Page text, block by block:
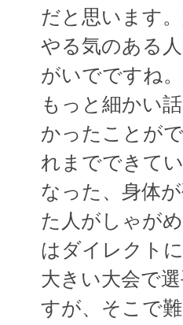
だと思います
やる気のある
がいでですね。
もっと細かい
かったことが
れまでできて
なった、身体
た人がしゃが
はダイレクト
大きい大会で
すが、そこで